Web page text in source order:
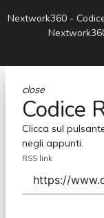
Nextwork360 -
close
Codice
Clicca sul
negli appunti.
RSS link